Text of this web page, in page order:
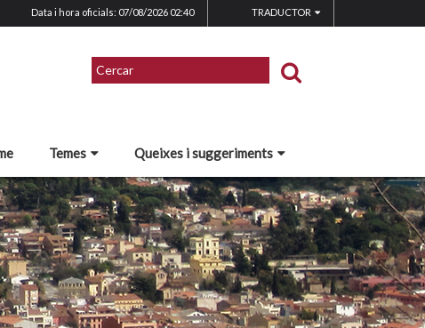
Data i hora oficials: 07/08/2026 02:40 TRADUCTOR
Temes Queixes i suggeriments